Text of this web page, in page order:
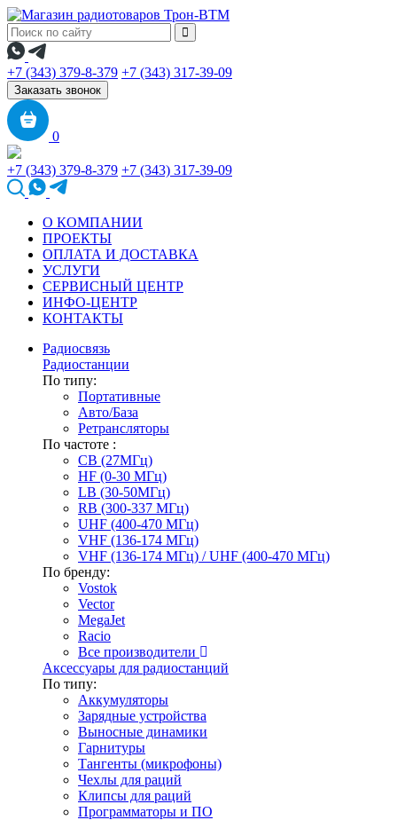
+7 (343) 379-8-379 +7 (343) 317-39-09
Заказать звонок
0
+7 (343) 379-8-379 +7 (343) 317-39-09
О КОМПАНИИ
ПРОЕКТЫ
ОПЛАТА И ДОСТАВКА
УСЛУГИ
СЕРВИСНЫЙ ЦЕНТР
ИНФО-ЦЕНТР
КОНТАКТЫ
Радиосвязь
Радиостанции
По типу:
Портативные
Авто/База
Ретрансляторы
По частоте :
CB (27МГц)
HF (0-30 МГц)
LB (30-50МГц)
RB (300-337 МГц)
UHF (400-470 МГц)
VHF (136-174 МГц)
VHF (136-174 МГц) / UHF (400-470 МГц)
По бренду:
Vostok
Vector
MegaJet
Racio
Все производители
Аксессуары для радиостанций
По типу:
Аккумуляторы
Зарядные устройства
Выносные динамики
Гарнитуры
Тангенты (микрофоны)
Чехлы для раций
Клипсы для раций
Программаторы и ПО